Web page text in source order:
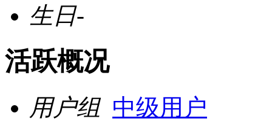
生日-
活跃概况
用户组 中级用户